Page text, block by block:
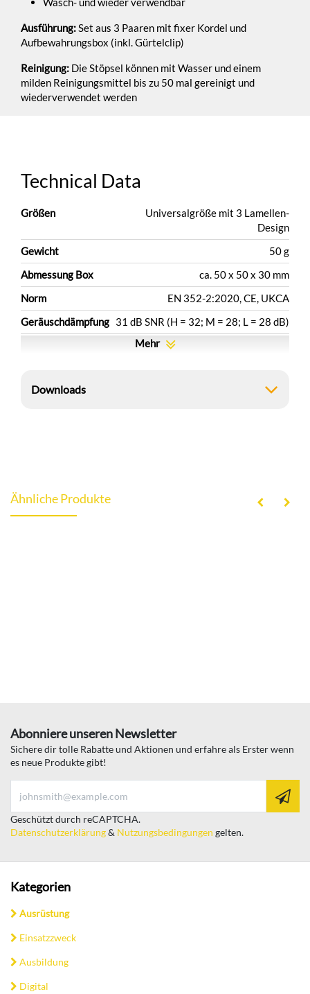
Ausführung: Set aus 3 Paaren mit fixer Kordel und
Aufbewahrungsbox (inkl. Gürtelclip)
Reinigung: Die Stöpsel können mit Wasser und einem
milden Reinigungsmittel bis zu 50 mal gereinigt und
wiederverwendet werden
Technical Data
Größen
Universalgröße mit 3 Lamellen-
Design
Gewicht
50 g
Abmessung Box
ca. 50 x 50 x 30 mm
Norm
EN 352-2:2020, CE, UKCA
Geräuschdämpfung 31 dB SNR (H = 32; M = 28; L = 28 dB)
Mehr
Downloads
Ähnliche Produkte
Abonniere unseren Newsletter
Sichere dir tolle Rabatte und Aktionen und erfahre als Erster wenn
es neue Produkte gibt!
Geschützt durch reCAPTCHA.
Datenschutzerklärung& Nutzungsbedingungen gelten.
Kategorien
Ausrüstung
Einsatzzweck
Ausbildung
Digital